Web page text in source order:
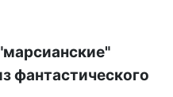
фантастического